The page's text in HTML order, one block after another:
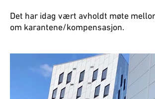
Det har idag vært avholdt møte
om karantene/kompensasjon.